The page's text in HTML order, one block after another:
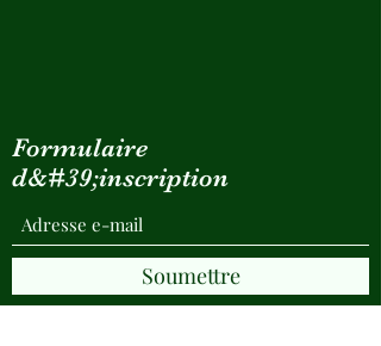
Formulaire
d&#39;inscription
Soumettre